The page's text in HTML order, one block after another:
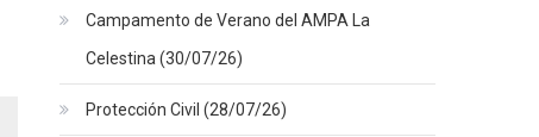
Campamento de Verano del AMPA La
Celestina (30/07/26)
Protección Civil (28/07/26)